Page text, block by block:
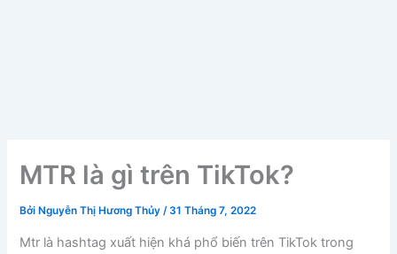
MTR là gì trên TikTok?
Bởi Nguyễn Thị Hương Thủy/31 Tháng 7, 2022
Mtr là hashtag xuất hiện khá phổ biến trên TikTok trong